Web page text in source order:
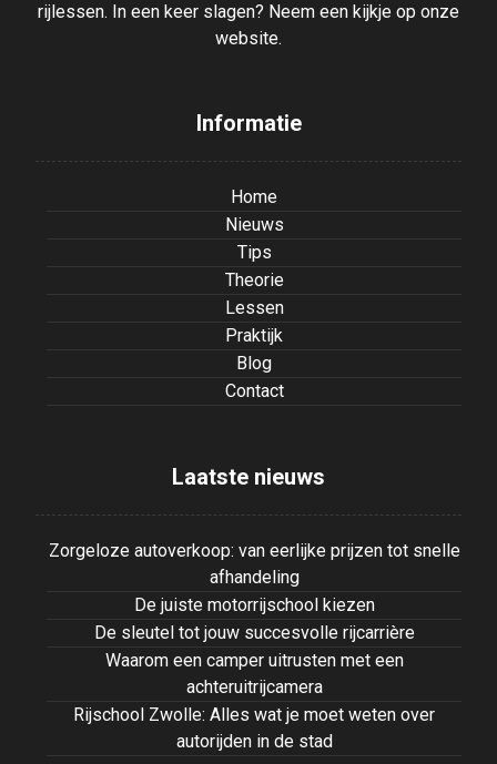
rijlessen. In een keer slagen? Neem een kijkje op onze
website.
Informatie
Home
Nieuws
Tips
Theorie
Lessen
Praktijk
Blog
Contact
Laatste nieuws
Zorgeloze autoverkoop: van eerlijke prijzen tot snelle
afhandeling
De juiste motorrijschool kiezen
De sleutel tot jouw succesvolle rijcarrière
Waarom een camper uitrusten met een
achteruitrijcamera
Rijschool Zwolle: Alles wat je moet weten over
autorijden in de stad